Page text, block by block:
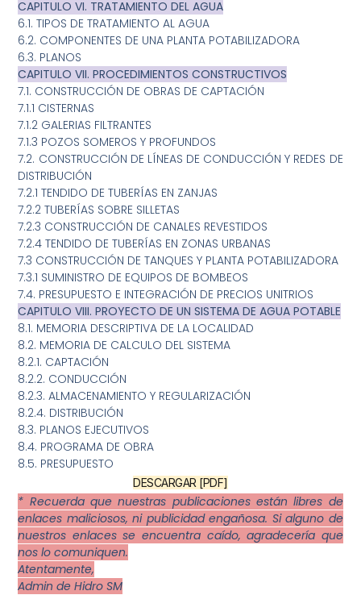
CAPITULO VI. TRATAMIENTO DEL AGUA
6.1. TIPOS DE TRATAMIENTO AL AGUA
6.2. COMPONENTES DE UNA PLANTA POTABILIZADORA
6.3. PLANOS
CAPITULO VII. PROCEDIMIENTOS CONSTRUCTIVOS
7.1. CONSTRUCCIÓN DE OBRAS DE CAPTACIÓN
7.1.1 CISTERNAS
7.1.2 GALERIAS FILTRANTES
7.1.3 POZOS SOMEROS Y PROFUNDOS
7.2. CONSTRUCCIÓN DE LÍNEAS DE CONDUCCIÓN Y REDES DE
DISTRIBUCIÓN
7.2.1 TENDIDO DE TUBERÍAS EN ZANJAS
7.2.2 TUBERÍAS SOBRE SILLETAS
7.2.3 CONSTRUCCIÓN DE CANALES REVESTIDOS
7.2.4 TENDIDO DE TUBERÍAS EN ZONAS URBANAS
7.3 CONSTRUCCIÓN DE TANQUES Y PLANTA POTABILIZADORA
7.3.1 SUMINISTRO DE EQUIPOS DE BOMBEOS
7.4. PRESUPUESTO E INTEGRACIÓN DE PRECIOS UNITRIOS
CAPITULO VIII. PROYECTO DE UN SISTEMA DE AGUA POTABLE
8.1. MEMORIA DESCRIPTIVA DE LA LOCALIDAD
8.2. MEMORIA DE CALCULO DEL SISTEMA
8.2.1. CAPTACIÓN
8.2.2. CONDUCCIÓN
8.2.3. ALMACENAMIENTO Y REGULARIZACIÓN
8.2.4. DISTRIBUCIÓN
8.3. PLANOS EJECUTIVOS
8.4. PROGRAMA DE OBRA
8.5. PRESUPUESTO
DESCARGAR [PDF]
* Recuerda que nuestras publicaciones están libres de
enlaces maliciosos, ni publicidad engañosa. Si alguno de
nuestros enlaces se encuentra caído, agradecería que
nos lo comuniquen.
Atentamente,
Admin de Hidro SM